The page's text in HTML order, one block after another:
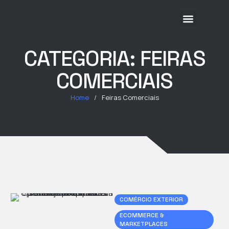
CATEGORIA: FEIRAS
COMERCIAIS
Home / Feiras Comerciais
COMÉRCIO EXTERIOR
ECOMMERCE &
MARKETPLACES